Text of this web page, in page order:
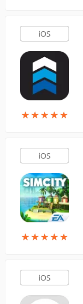
iOS
★★★★★
★★★★★
iOS
★★★★★
★★★★★
iOS